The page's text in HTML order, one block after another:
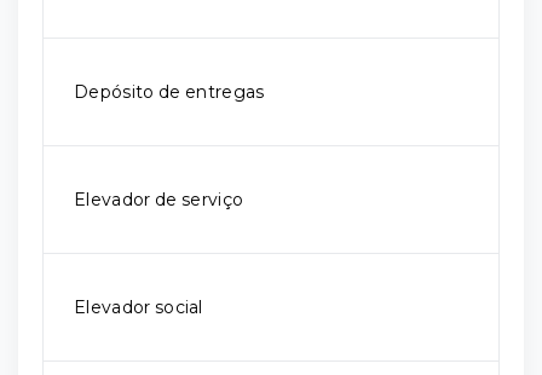
Depósito de entregas
Elevador de serviço
Elevador social